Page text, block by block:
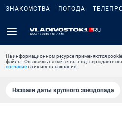
ЗНАКОМСТВА ПОГОДА
На информационном ресурсе применяются
файлы. Оставаясь на сайте, вы подтверждаете
согласиена их использование.
Назвали даты крупного звездопада